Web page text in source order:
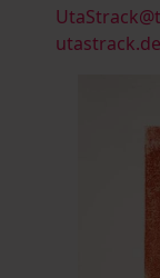
utastrack.de